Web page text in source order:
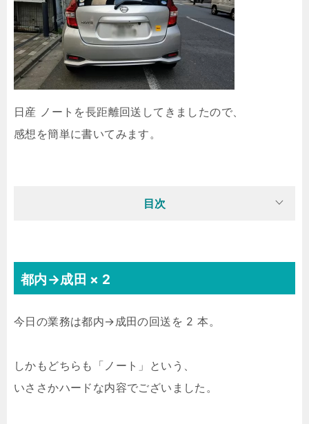
日産 ノートを長距離回送してきましたので、
感想を簡単に書いてみます。
目次
都内→成田 × 2
今日の業務は都内→成田の回送を 2 本。
しかもどちらも「ノート」という、
いささかハードな内容でございました。